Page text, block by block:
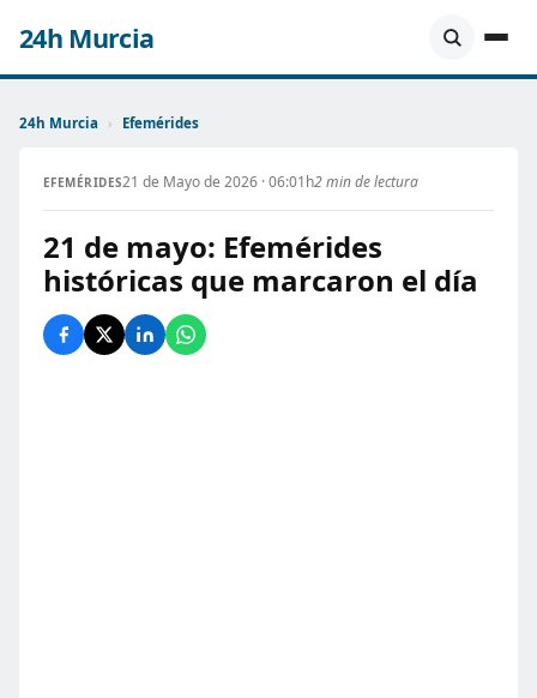
24h Murcia
24h Murcia › Efemérides
EFEMÉRIDES21 de Mayo de 2026 · 06:01h2 min de lectura
21 de mayo: Efemérides
históricas que marcaron el día